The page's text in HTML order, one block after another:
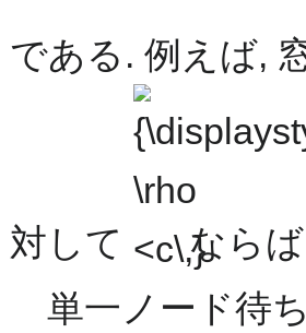
である. 例えば,
対して
{\displaystyle
\rho <c\,}
ならば
単一ノード待